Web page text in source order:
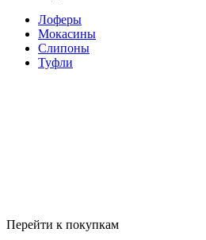
Лоферы
Мокасины
Слипоны
Туфли
Перейти к покупкам